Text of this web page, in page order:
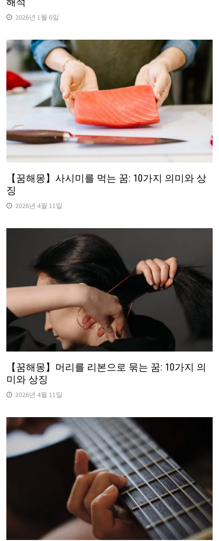
2026년 1월 6일
【꿈해몽】사시미를 먹는 꿈: 10가지 의미와 상
징
2026년 4월 11일
【꿈해몽】머리를 리본으로 묶는 꿈: 10가지 의
미와 상징
2026년 4월 11일